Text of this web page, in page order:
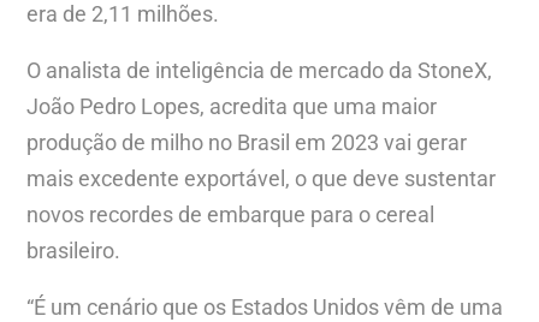
era de 2,11 milhões.
O analista de inteligência de mercado da StoneX,
João Pedro Lopes, acredita que uma maior
produção de milho no Brasil em 2023 vai gerar
mais excedente exportável, o que deve sustentar
novos recordes de embarque para o cereal
brasileiro.
“É um cenário que os Estados Unidos vêm de uma